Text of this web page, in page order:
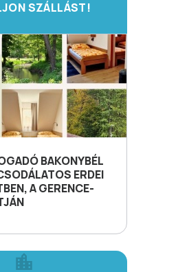
SZÁLLÁST!
BAKONYBÉL
ERDEI
A GERENCE-